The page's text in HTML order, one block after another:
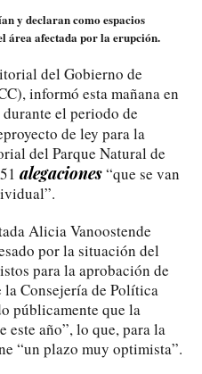
y declaran como espacios
área afectada por la erupción.
del Gobierno de
informó esta mañana en
el periodo de
de ley para la
del Parque Natural de
alegaciones“que se van
Alicia Vanoostende
por la situación del
para la aprobación de
la Consejería de Política
públicamente que la
este año”, lo que, para la
“un plazo muy optimista”.